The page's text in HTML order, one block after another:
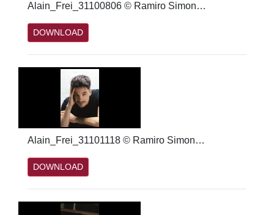
Alain_Frei_31100806 © Ramiro Simone.jpg
DOWNLOAD
Alain_Frei_31101118 © Ramiro Simone.jpg
DOWNLOAD